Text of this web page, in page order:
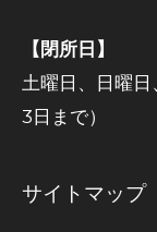
【閉所日】
土曜日、日曜日
3日まで）
サイトマップ